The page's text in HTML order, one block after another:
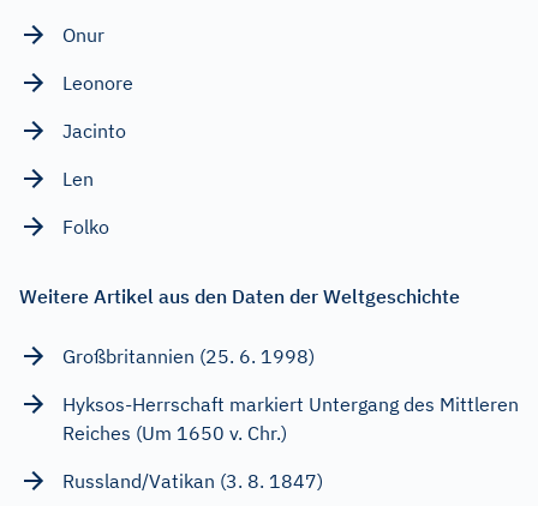
Onur
Leonore
Jacinto
Len
Folko
Weitere Artikel aus den Daten der Weltgeschichte
Großbritannien (25. 6. 1998)
Hyksos-Herrschaft markiert Untergang des Mittleren
Reiches (Um 1650 v. Chr.)
Russland/Vatikan (3. 8. 1847)